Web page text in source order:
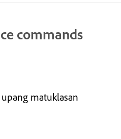
commands
matuklasan